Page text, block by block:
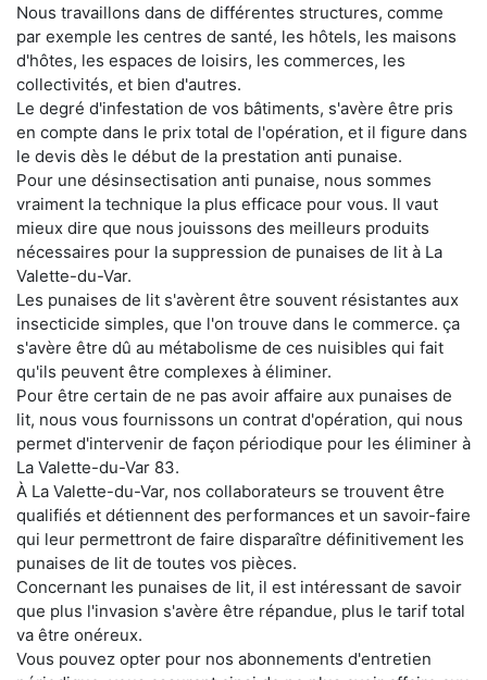
Nous travaillons dans de différentes structures, comme
par exemple les centres de santé, les hôtels, les maisons
d'hôtes, les espaces de loisirs, les commerces, les
collectivités, et bien d'autres.
Le degré d'infestation de vos bâtiments, s'avère être pris
en compte dans le prix total de l'opération, et il figure dans
le devis dès le début de la prestation anti punaise.
Pour une désinsectisation anti punaise, nous sommes
vraiment la technique la plus efficace pour vous. Il vaut
mieux dire que nous jouissons des meilleurs produits
nécessaires pour la suppression de punaises de lit à La
Valette-du-Var.
Les punaises de lit s'avèrent être souvent résistantes aux
insecticide simples, que l'on trouve dans le commerce. ça
s'avère être dû au métabolisme de ces nuisibles qui fait
qu'ils peuvent être complexes à éliminer.
Pour être certain de ne pas avoir affaire aux punaises de
lit, nous vous fournissons un contrat d'opération, qui nous
permet d'intervenir de façon périodique pour les éliminer à
La Valette-du-Var 83.
À La Valette-du-Var, nos collaborateurs se trouvent être
qualifiés et détiennent des performances et un savoir-faire
qui leur permettront de faire disparaître définitivement les
punaises de lit de toutes vos pièces.
Concernant les punaises de lit, il est intéressant de savoir
que plus l'invasion s'avère être répandue, plus le tarif total
va être onéreux.
Vous pouvez opter pour nos abonnements d'entretien